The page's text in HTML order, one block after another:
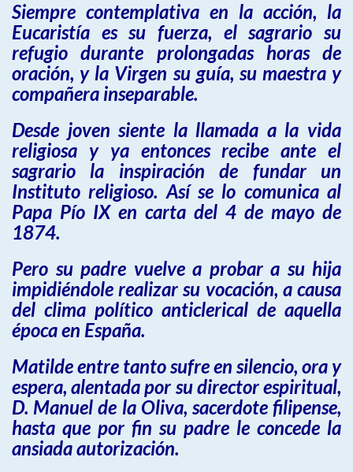
Siempre contemplativa en la acción, la
Eucaristía es su fuerza, el sagrario su
refugio durante prolongadas horas de
oración, y la Virgen su guía, su maestra y
compañera inseparable.
Desde joven siente la llamada a la vida
religiosa y ya entonces recibe ante el
sagrario la inspiración de fundar un
Instituto religioso. Así se lo comunica al
Papa Pío IX en carta del 4 de mayo de
1874.
Pero su padre vuelve a probar a su hija
impidiéndole realizar su vocación, a causa
del clima político anticlerical de aquella
época en España.
Matilde entre tanto sufre en silencio, ora y
espera, alentada por su director espiritual,
D. Manuel de la Oliva, sacerdote filipense,
hasta que por fin su padre le concede la
ansiada autorización.